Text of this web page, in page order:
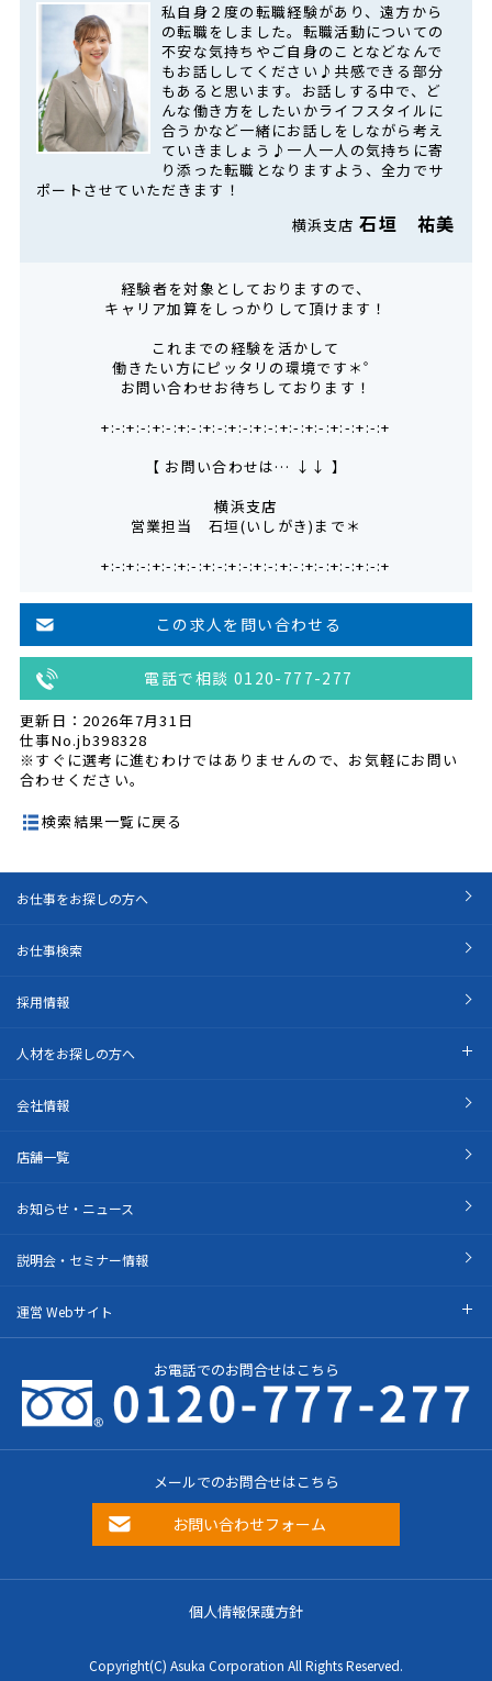
私自身２度の転職経験があり、遠方から
の転職をしました。転職活動についての
不安な気持ちやご自身のことなどなんで
もお話ししてください♪共感できる部分
もあると思います。お話しする中で、ど
んな働き方をしたいかライフスタイルに
合うかなど一緒にお話しをしながら考え
ていきましょう♪一人一人の気持ちに寄
り添った転職となりますよう、全力でサ
ポートさせていただきます！
横浜支店石垣 祐美
経験者を対象としておりますので、
キャリア加算をしっかりして頂けます！
これまでの経験を活かして
働きたい方にピッタリの環境です＊゜
お問い合わせお待ちしております！
+:-:+:-:+:-:+:-:+:-:+:-:+:-:+:-:+:-:+:-:+:-:+
【 お問い合わせは… ↓↓ 】
横浜支店
営業担当 石垣(いしがき)まで＊
+:-:+:-:+:-:+:-:+:-:+:-:+:-:+:-:+:-:+:-:+:-:+
この求人を問い合わせる
電話で相談 0120-777-277
更新日：2026年7月31日
仕事No.jb398328
※すぐに選考に進むわけではありませんので、お気軽にお問い
合わせください。
検索結果一覧に戻る
お仕事をお探しの方へ
お仕事検索
採用情報
人材をお探しの方へ
会社情報
店舗一覧
お知らせ・ニュース
説明会・セミナー情報
運営 Webサイト
お電話でのお問合せはこちら
メールでのお問合せはこちら
お問い合わせフォーム
個人情報保護方針
Copyright(C) Asuka Corporation All Rights Reserved.